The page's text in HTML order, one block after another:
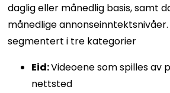
daglig eller månedlig basis, samt
månedlige
segmentert i tre kategorier
Eid:Videoene som spilles av
nettsted